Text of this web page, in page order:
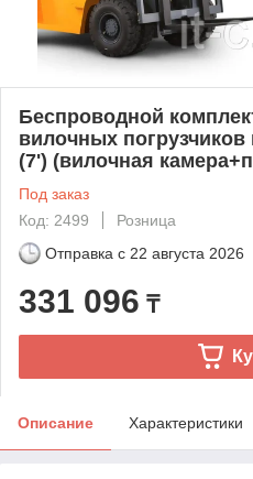
Беспроводной
вилочных
(7') (вилочная
Под заказ
Код: 2499
Розница
Отправка с 22 августа 2026
331 096 ₸
Описание Характеристики